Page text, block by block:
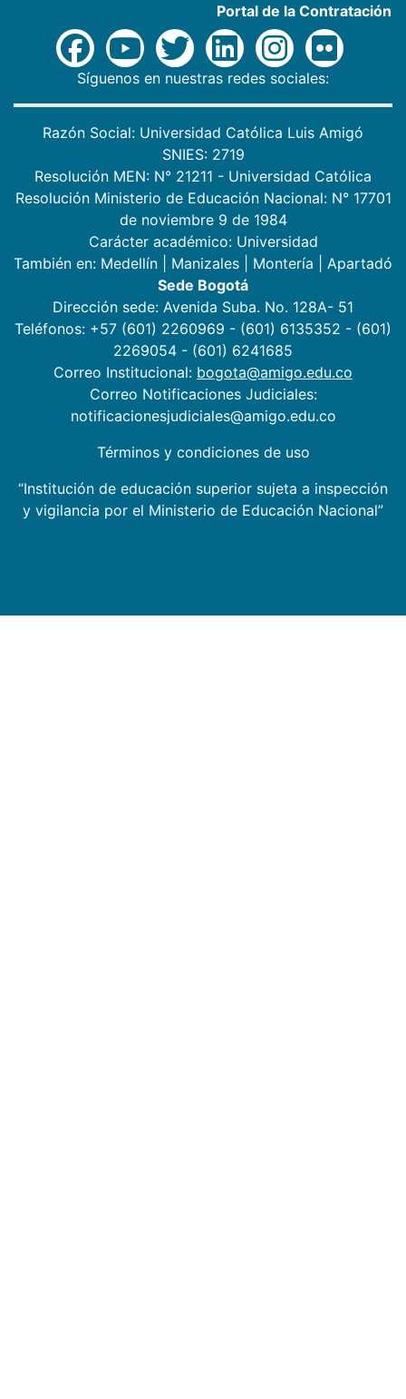
Portal de la Contratación
Síguenos en nuestras redes sociales:
Razón Social: Universidad Católica Luis Amigó
SNIES: 2719
Resolución MEN: N° 21211 - Universidad Católica
Resolución Ministerio de Educación Nacional: N° 17701
de noviembre 9 de 1984
Carácter académico: Universidad
También en: Medellín Manizales Montería
Apartadó
Sede Bogotá
Dirección sede: Avenida Suba. No. 128A- 51
Teléfonos: +57 (601) 2260969 - (601) 6135352 - (601)
2269054 - (601) 6241685
Correo Institucional: bogota@amigo.edu.co
Correo Notificaciones Judiciales:
notificacionesjudiciales@amigo.edu.co
Términos y condiciones de uso
“Institución de educación superior sujeta a inspección
y vigilancia por el Ministerio de Educación Nacional”